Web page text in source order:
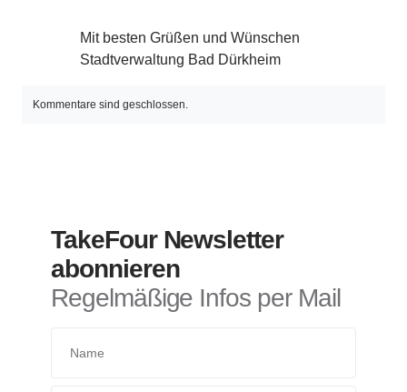
Mit besten Grüßen und Wünschen
Stadtverwaltung Bad Dürkheim
Kommentare sind geschlossen.
TakeFour Newsletter
abonnieren
Regelmäßige Infos per Mail